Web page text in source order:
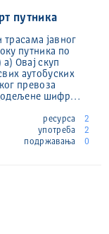
путника
јавног
путника по
Овај скуп
аутобуских
превоза
додељене шифр…
ресурса
2
употреба
2
подржавања
0